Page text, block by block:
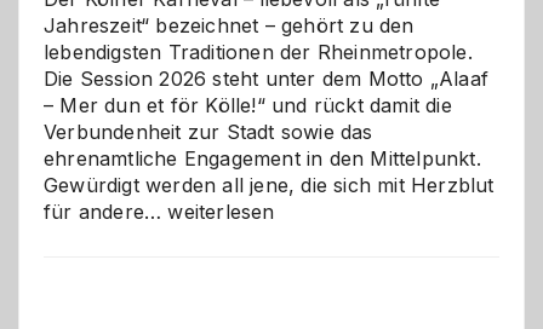
Jahreszeit“ bezeichnet – gehört zu den
lebendigsten Traditionen der Rheinmetropole.
Die Session 2026 steht unter dem Motto „Alaaf
– Mer dun et för Kölle!“ und rückt damit die
Verbundenheit zur Stadt sowie das
ehrenamtliche Engagement in den Mittelpunkt.
Gewürdigt werden all jene, die sich mit Herzblut
für andere…Kölner
weiterlesen